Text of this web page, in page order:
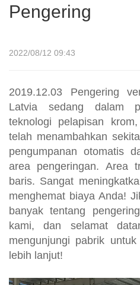
Pengering
2022/08/12 09:43
2019.12.03 Pengering
Latvia sedang dalam
teknologi pelapisan
telah menambahkan
pengumpanan otomatis
area pengeringan. Area
baris. Sangat
menghemat biaya Anda!
banyak tentang
kami, dan selamat
mengunjungi pabrik
lebih lanjut!